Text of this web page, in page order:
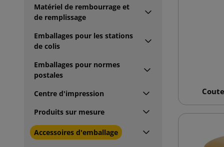
Matériel de rembourrage et
de remplissage
Emballages pour les stations
de colis
Emballages pour normes
postales
Centre d'impression
Produits sur mesure
Accessoires d'emballage